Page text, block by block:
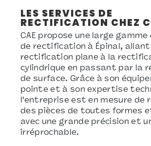
LES SERVICES DE
RECTIFICATION CHEZ
CAE propose une large gamme
de rectification à Épinal, allant
rectification plane à la
cylindrique en passant par la
de surface. Grâce à son
pointe et à son expertise
l'entreprise est en mesure de
des pièces de toutes formes
avec une grande précision et
irréprochable.